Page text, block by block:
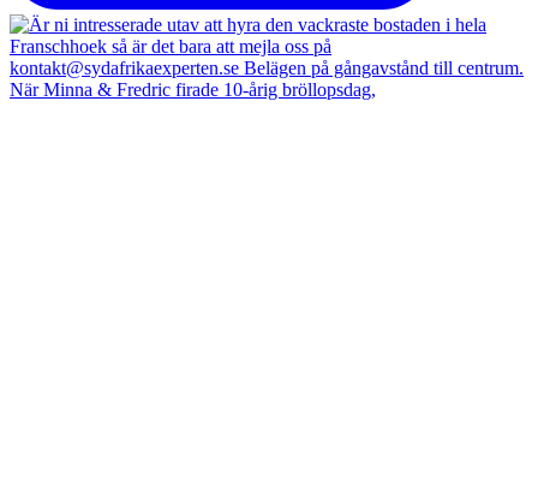
När Minna & Fredric firade 10-årig bröllopsdag,